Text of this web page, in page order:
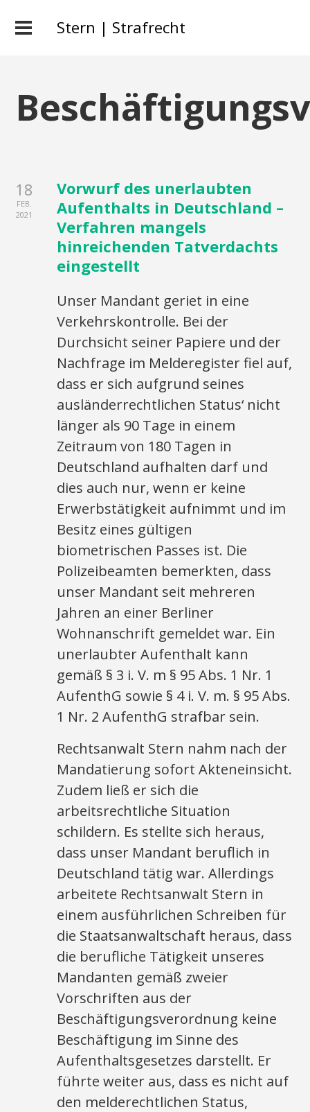
Stern | Strafrecht
18
FEB.
2021
Vorwurf des unerlaubten
Aufenthalts in Deutschland –
Verfahren mangels
hinreichenden Tatverdachts
eingestellt
Unser Mandant geriet in eine
Verkehrskontrolle. Bei der
Durchsicht seiner Papiere und der
Nachfrage im Melderegister fiel auf,
dass er sich aufgrund seines
ausländerrechtlichen Status‘ nicht
länger als 90 Tage in einem
Zeitraum von 180 Tagen in
Deutschland aufhalten darf und
dies auch nur, wenn er keine
Erwerbstätigkeit aufnimmt und im
Besitz eines gültigen
biometrischen Passes ist. Die
Polizeibeamten bemerkten, dass
unser Mandant seit mehreren
Jahren an einer Berliner
Wohnanschrift gemeldet war. Ein
unerlaubter Aufenthalt kann
gemäß § 3 i. V. m § 95 Abs. 1 Nr. 1
AufenthG sowie § 4 i. V. m. § 95 Abs.
1 Nr. 2 AufenthG strafbar sein.
Rechtsanwalt Stern nahm nach der
Mandatierung sofort Akteneinsicht.
Zudem ließ er sich die
arbeitsrechtliche Situation
schildern. Es stellte sich heraus,
dass unser Mandant beruflich in
Deutschland tätig war. Allerdings
arbeitete Rechtsanwalt Stern in
einem ausführlichen Schreiben für
die Staatsanwaltschaft heraus, dass
die berufliche Tätigkeit unseres
Mandanten gemäß zweier
Vorschriften aus der
Beschäftigungsverordnung keine
Beschäftigung im Sinne des
Aufenthaltsgesetzes darstellt. Er
führte weiter aus, dass es nicht auf
den melderechtlichen Status,